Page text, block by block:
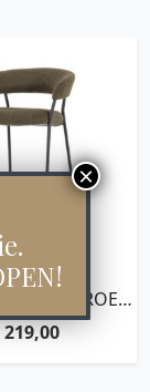
LUKA – GROEN
219,00